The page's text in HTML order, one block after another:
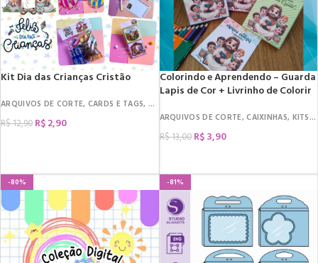
Kit Dia das Crianças Cristão
ARQUIVOS DE CORTE, CARDS E TAGS, DATAS COMEMORATIVAS
R$12,90 R$2,90
Colorindo e Aprendendo – Guarda
Lapis de Cor + Livrinho de Colorir
ARQUIVOS DE CORTE,CAIXINHAS, KITS COLORIR
R$13,00 R$3,90
-80% -81%